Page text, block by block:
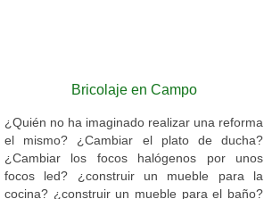
Bricolaje en Campo
¿Quién no ha imaginado realizar una reforma
el mismo? ¿Cambiar el plato de ducha?
¿Cambiar los focos halógenos por unos
focos led? ¿construir un mueble para la
cocina? ¿construir un mueble para el baño?